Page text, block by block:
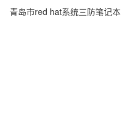
青岛市red hat系统三防笔记本